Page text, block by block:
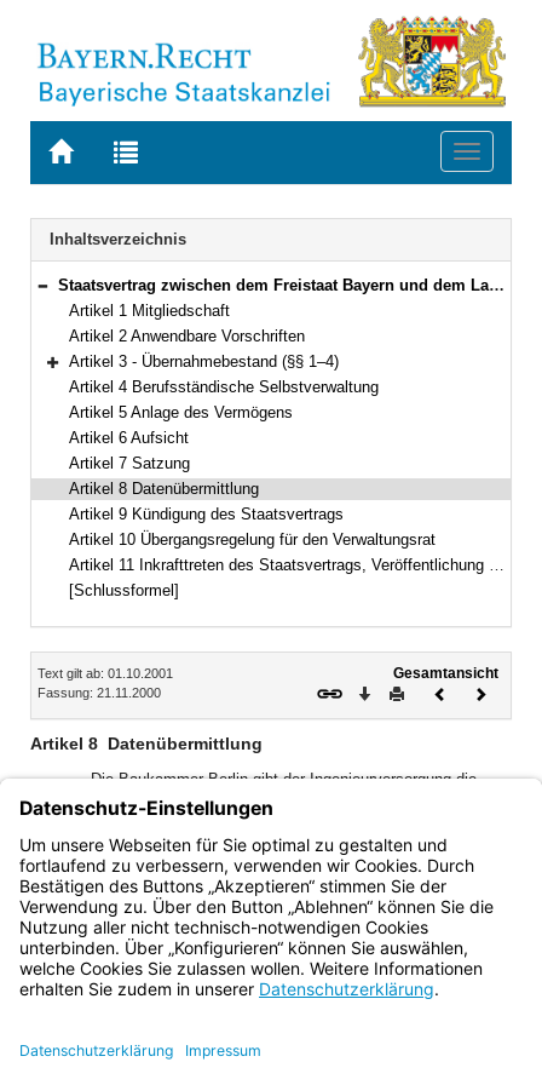
Zur
BAYERN.RECHT
Zur
letzten
Suche
Toggle
Navigation
Inhaltsverzeichnis
Bereich reduzieren
Staatsvertrag zwischen dem Freistaat Bayern und dem Land Berlin über die Zugehörigkeit der Mitglieder der Baukammer Berlin zur Bayerischen Ingenieurversorgung-Bau Vom 21. November 2000/8. Januar 2001 (§§ 1–4)
Artikel 1 Mitgliedschaft
Artikel 2 Anwendbare Vorschriften
Bereich erweitern
Artikel 3 - Übernahmebestand (§§ 1–4)
Artikel 4 Berufsständische Selbstverwaltung
Artikel 5 Anlage des Vermögens
Artikel 6 Aufsicht
Artikel 7 Satzung
Artikel 8 Datenübermittlung
Artikel 9 Kündigung des Staatsvertrags
Artikel 10 Übergangsregelung für den Verwaltungsrat
Artikel 11 Inkrafttreten des Staatsvertrags, Veröffentlichung der anwendbaren Vorschriften
[Schlussformel]
Inhalt
Text gilt ab: 01.10.2001
Fassung: 21.11.2000
Gesamtansicht
Download
DruckenVorheriges
Artikel 8 Datenübermittlung
Die Baukammer Berlin gibt der Ingenieurversorgung die
Eintragungen, Löschungen und sonstigen Veränderungen in
den von ihr geführten Mitgliederverzeichnissen bekannt, die
für die Mitgliedschaft der von der Eintragung Betroffenen bei
der Ingenieurversorgung von Bedeutung sind.
Bayern.de
BayernPortal
Impressum